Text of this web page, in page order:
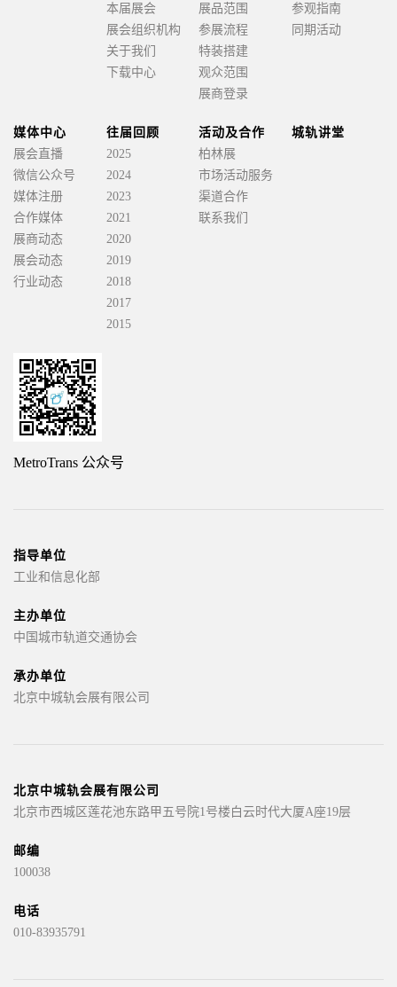
本届展会
展会组织机构
关于我们
下载中心
展品范围
参展流程
特装搭建
观众范围
展商登录
参观指南
同期活动
媒体中心
展会直播
微信公众号
媒体注册
合作媒体
展商动态
展会动态
行业动态
往届回顾
2025
2024
2023
2021
2020
2019
2018
2017
2015
活动及合作
柏林展
市场活动服务
渠道合作
联系我们
城轨讲堂
MetroTrans 公众号
指导单位
工业和信息化部
主办单位
中国城市轨道交通协会
承办单位
北京中城轨会展有限公司
北京中城轨会展有限公司
北京市西城区莲花池东路甲五号院1号楼白云时代大厦A座19层
邮编
100038
电话
010-83935791